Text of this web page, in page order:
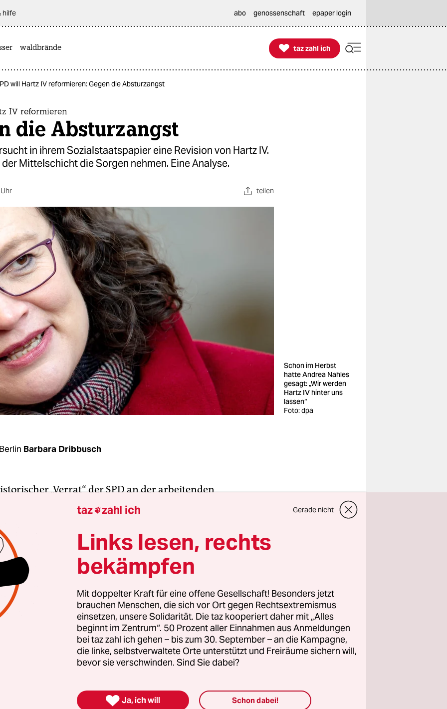
hilfe abo genossenschaft epaper login
waldbrände 
taz zahl ich
taz zahl ich
will Hartz IV reformieren: Gegen die Absturzangst
IV reformieren
die Absturzangst
in ihrem Sozialstaatspapier eine Revision von Hartz IV.
Mittelschicht die Sorgen nehmen. Eine Analyse.
teilen
Schon im Herbst
hatte Andrea Nahles
gesagt: „Wir werden
Hartz IV hinter uns
lassen“
Foto: dpa
Barbara Dribbusch
„Verrat“ der SPD an der arbeitenden
Die Einführung von Hartz IV im Jahr 2005, die zum
Stimmenverlust der Sozialdemokraten, zu ihrem
der WählerInnengunst beitrug. Nun wagt die Partei eine
einem 17-seitigen Papier„Arbeit – Solidarität –
, das der SPD-Vorstand am Sonntag beschließen soll.
Hartz IV hinter uns lassen“, hatte SPD-Chefin
Herbst versprochen. Doch was wird davon in
Änderung, welche die Absturzangst der Mittelschichten
ist der verlängerte Bezug von Arbeitslosengeld I und der
und Wohnungsschutz für die ersten zwei Jahre in Hartz
taz zahl ich Gerade nicht
Links lesen, rechts
bekämpfen
Mit doppelter Kraft für eine offene Gesellschaft! Besonders jetzt
brauchen Menschen, die sich vor Ort gegen Rechtsextremismus
einsetzen, unsere Solidarität. Die taz kooperiert daher mit „Alles
beginnt im Zentrum“. 50 Prozent aller Einnahmen aus Anmeldungen
bei taz zahl ich gehen – bis zum 30. September – an die Kampagne,
die linke, selbstverwaltete Orte unterstützt und Freiräume sichern will,
bevor sie verschwinden. Sind Sie dabei?
 Ja, ich will Schon dabei!